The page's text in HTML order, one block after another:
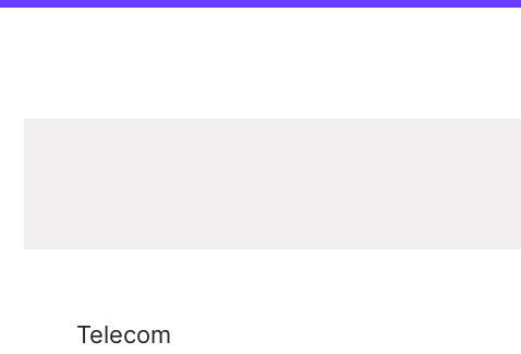
Telecom